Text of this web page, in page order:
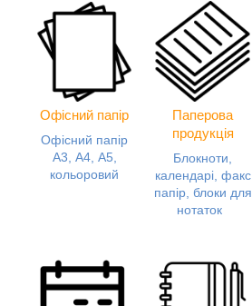
Офісний папір
Офісний папір
А3, А4, А5,
кольоровий
Паперова
продукція
Блокноти,
календарі, факс
папір, блоки для
нотаток